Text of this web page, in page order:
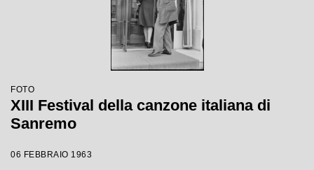
FOTO
XIII Festival della canzone italiana di
Sanremo
06 FEBBRAIO 1963